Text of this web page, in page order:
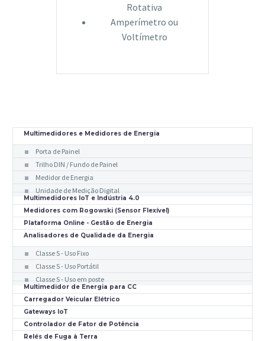
Rotativa
Amperímetro ou
Voltímetro
Multimedidores e Medidores de Energia
Porta de Painel
Trilho DIN / Fundo de Painel
Medidor de Energia
Unidade de Medição Digital
Multimedidores IoT e Indústria 4.0
Medidores com Rogowski (Sensor Flexível)
Plataforma Online - Gestão de Energia
Analisadores de Qualidade da Energia
Classe S - Uso Fixo
Classe S - Uso Portátil
Classe S - Uso em poste
Multimedidor de Energia para CC
Carregador Veicular Elétrico
Gateways IoT
Controlador de Fator de Potência
Relés de Fuga à Terra